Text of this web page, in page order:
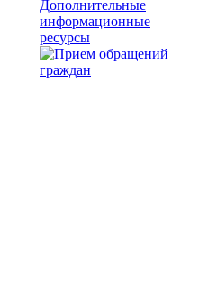
Дополнительные
информационные
ресурсы